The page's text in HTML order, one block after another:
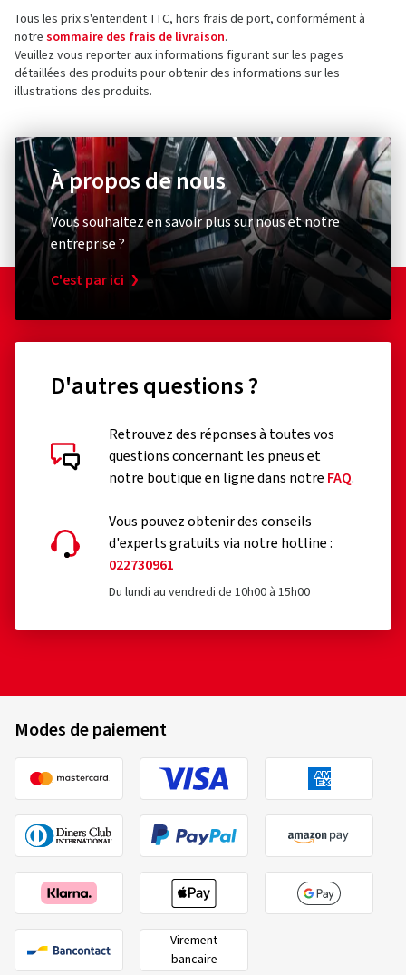
Tous les prix s'entendent TTC, hors frais de port, conformément à
notre sommaire des frais de livraison.
Veuillez vous reporter aux informations figurant sur les pages
détaillées des produits pour obtenir des informations sur les
illustrations des produits.
À propos de nous
Vous souhaitez en savoir plus sur nous et notre
entreprise ?
C'est par ici
D'autres questions ?
Retrouvez des réponses à toutes vos
questions concernant les pneus et
notre boutique en ligne dans notre FAQ.
Vous pouvez obtenir des conseils
d'experts gratuits via notre hotline :
022730961
Du lundi au vendredi de 10h00 à 15h00
Modes de paiement
Virement
bancaire